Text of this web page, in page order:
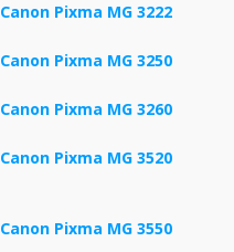
Canon Pixma MG 3222
Canon Pixma MG 3250
Canon Pixma MG 3260
Canon Pixma MG 3520
Canon Pixma MG 3550